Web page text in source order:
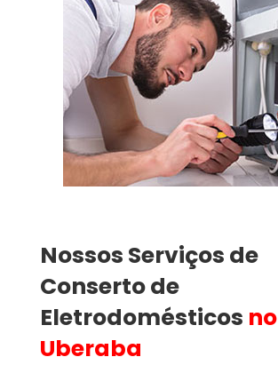
Nossos Serviços de
Conserto de
Eletrodomésticos no
Uberaba